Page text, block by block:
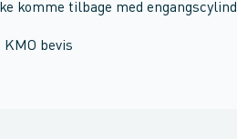
komme tilbage med
bevis